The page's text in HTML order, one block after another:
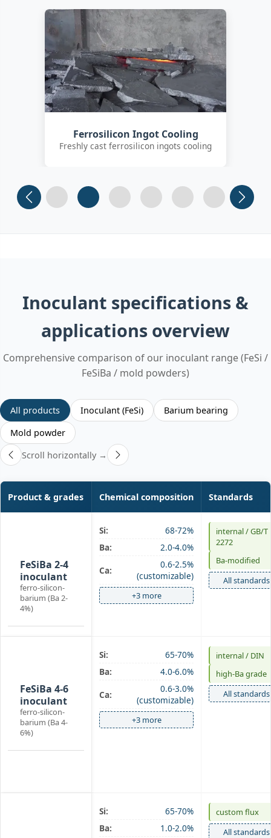
Customer Quality Check
International clients inspecting FeSi
inoculant
Slide 1 Slide 2 Slide 3 (current)
Slide 4 Slide 5 Slide 6
Inoculant specifications &
applications overview
Comprehensive comparison of our inoculant range (FeSi /
FeSiBa / mold powders)
All products Inoculant (FeSi)
Barium bearing
Mold powder
Scroll horizontally →
Product & grades Chemical composition Standards
FeSiBa 2-4
inoculant
ferro-silicon-
barium (Ba 2-
4%)
Si:
68-72%
Ba:
2.0-4.0%
Ca:
0.6-2.5%
(customizable)
+3 more
internal / GB/T
2272
Ba-modified
All standards
FeSiBa 4-6
inoculant
ferro-silicon-
barium (Ba 4-
6%)
Si:
65-70%
Ba:
4.0-6.0%
Ca:
0.6-3.0%
(customizable)
+3 more
internal / DIN
high‑Ba grade
All standards
Si:
65-70%
Ba:
1.0-2.0%
custom flux
All standards